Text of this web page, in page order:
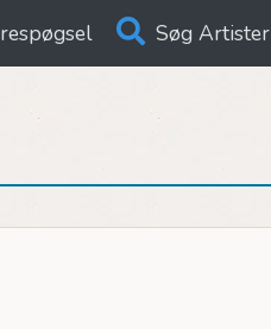
Søg Artister